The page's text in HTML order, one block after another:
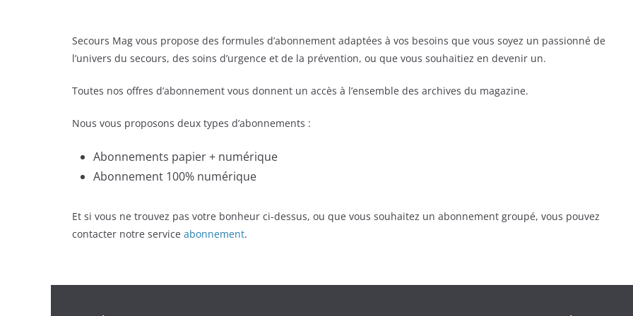
Secours Mag vous propose des formules d’abonnement adaptées à vos besoins que vous soyez un passionné de
l’univers du secours, des soins d’urgence et de la prévention, ou que vous souhaitiez en devenir un.
Toutes nos offres d’abonnement vous donnent un accès à l’ensemble des archives du magazine.
Nous vous proposons deux types d’abonnements :
Abonnements papier + numérique
Abonnement 100% numérique
Et si vous ne trouvez pas votre bonheur ci-dessus, ou que vous souhaitez un abonnement groupé, vous pouvez
contacter notre service abonnement.